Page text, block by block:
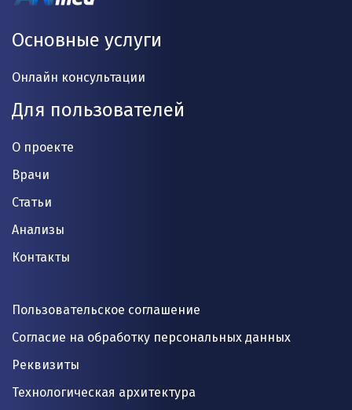
Основные услуги
Онлайн консультации
Для пользователей
О проекте
Врачи
Статьи
Анализы
Контакты
Пользовательское соглашение
Согласие на обработку персональных данных
Реквизиты
Технологическая архитектура